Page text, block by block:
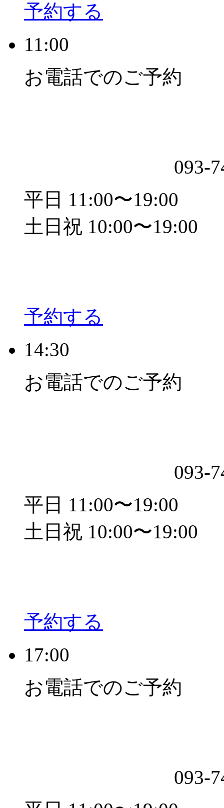
予約する
11:00
お電話でのご予約
093-
平日 11:00〜19:00
土日祝 10:00〜19:00
予約する
14:30
お電話でのご予約
093-
平日 11:00〜19:00
土日祝 10:00〜19:00
予約する
17:00
お電話でのご予約
093-